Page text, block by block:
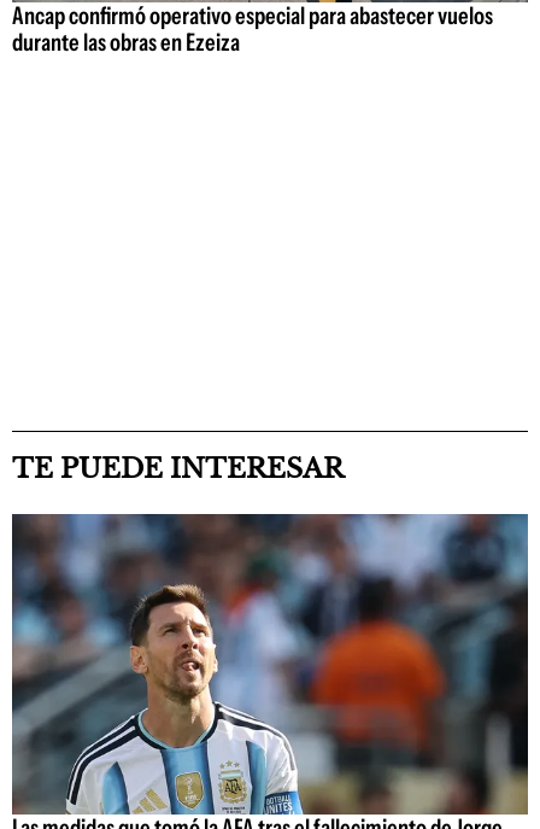
Ancap confirmó operativo especial para abastecer vuelos
durante las obras en Ezeiza
TE PUEDE INTERESAR